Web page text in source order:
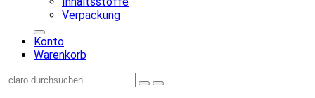
Verpackung
Konto
Warenkorb